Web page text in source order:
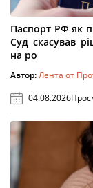
Паспорт РФ як
Суд скасував
на ро
Автор:Лента от
04.08.2026